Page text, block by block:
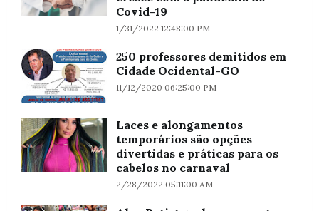
Covid-19
1/31/2022 12:48:00 PM
250 professores demitidos em
Cidade Ocidental-GO
11/12/2020 06:25:00 PM
Laces e alongamentos
temporários são opções
divertidas e práticas para os
cabelos no carnaval
2/28/2022 05:11:00 AM